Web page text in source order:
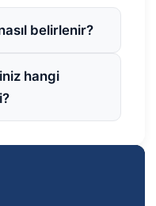
belirlenir?
hangi